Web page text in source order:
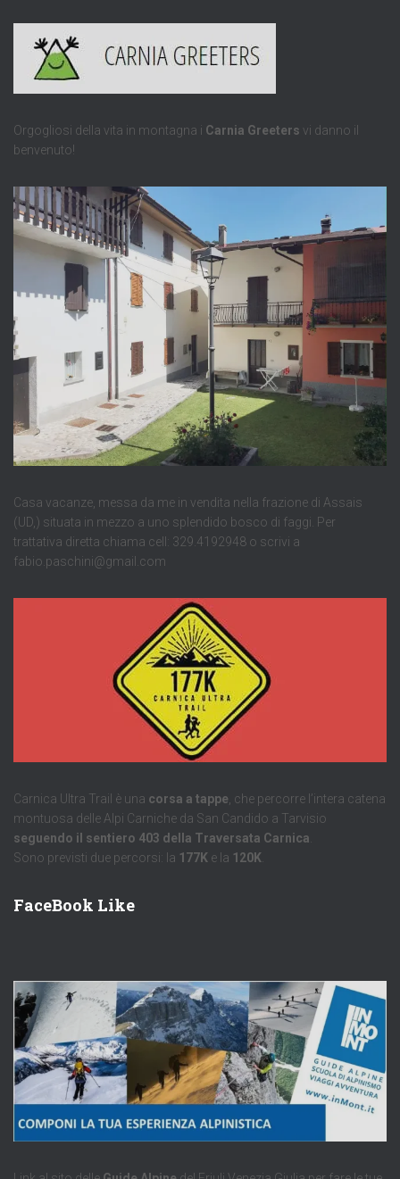
Orgogliosi della vita in montagna i Carnia Greeters vi danno il
benvenuto!
Casa vacanze, messa da me in vendita nella frazione di Assais
(UD,) situata in mezzo a uno splendido bosco di faggi. Per
trattativa diretta chiama cell: 329.4192948 o scrivi a
fabio.paschini@gmail.com
Carnica Ultra Trail è una corsa a tappe, che percorre l’intera catena
montuosa delle Alpi Carniche da San Candido a Tarvisio
seguendo il sentiero 403 della Traversata Carnica.
Sono previsti due percorsi: la 177K e la 120K.
FaceBook Like